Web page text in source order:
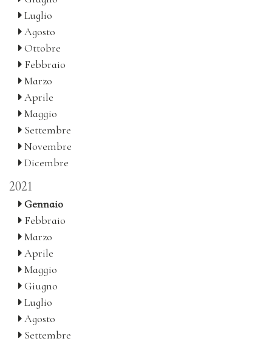
Luglio
Agosto
Ottobre
Febbraio
Marzo
Aprile
Maggio
Settembre
Novembre
Dicembre
2021
Gennaio
Febbraio
Marzo
Aprile
Maggio
Giugno
Luglio
Agosto
Settembre